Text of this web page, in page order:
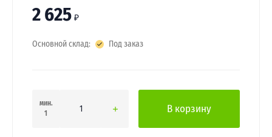
2 625 ₽
Основной склад: Под заказ
мин.
1
В корзину